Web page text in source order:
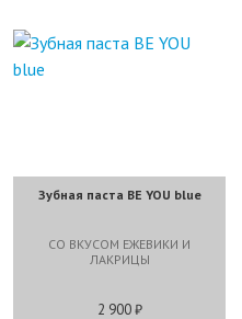
Зубная паста BE YOU blue
СО ВКУСОМ ЕЖЕВИКИ И
ЛАКРИЦЫ
2 900 ₽